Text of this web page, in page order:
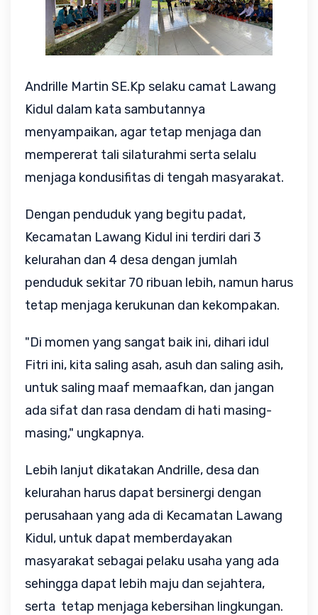
Andrille Martin SE.Kp selaku camat Lawang
Kidul dalam kata sambutannya
menyampaikan, agar tetap menjaga dan
mempererat tali silaturahmi serta selalu
menjaga kondusifitas di tengah masyarakat.
Dengan penduduk yang begitu padat,
Kecamatan Lawang Kidul ini terdiri dari 3
kelurahan dan 4 desa dengan jumlah
penduduk sekitar 70 ribuan lebih, namun harus
tetap menjaga kerukunan dan kekompakan.
"Di momen yang sangat baik ini, dihari idul
Fitri ini, kita saling asah, asuh dan saling asih,
untuk saling maaf memaafkan, dan jangan
ada sifat dan rasa dendam di hati masing-
masing," ungkapnya.
Lebih lanjut dikatakan Andrille, desa dan
kelurahan harus dapat bersinergi dengan
perusahaan yang ada di Kecamatan Lawang
Kidul, untuk dapat memberdayakan
masyarakat sebagai pelaku usaha yang ada
sehingga dapat lebih maju dan sejahtera,
serta tetap menjaga kebersihan lingkungan.